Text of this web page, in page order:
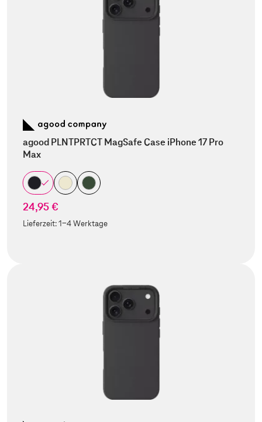
agood PLNTPRTCT MagSafe Case iPhone 17 Pro
Max
24,95 €
Lieferzeit:1-4 Werktage